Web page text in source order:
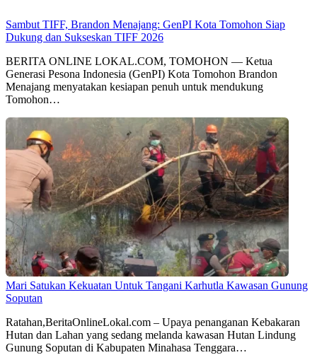
Sambut TIFF, Brandon Menajang: ​GenPI Kota Tomohon Siap
Dukung dan Sukseskan TIFF 2026
BERITA ONLINE LOKAL.COM, TOMOHON — Ketua
Generasi Pesona Indonesia (GenPI) Kota Tomohon Brandon
Menajang menyatakan kesiapan penuh untuk mendukung
Tomohon…
Mari Satukan Kekuatan Untuk Tangani Karhutla Kawasan Gunung
Soputan
Ratahan,BeritaOnlineLokal.com – Upaya penanganan Kebakaran
Hutan dan Lahan yang sedang melanda kawasan Hutan Lindung
Gunung Soputan di Kabupaten Minahasa Tenggara…